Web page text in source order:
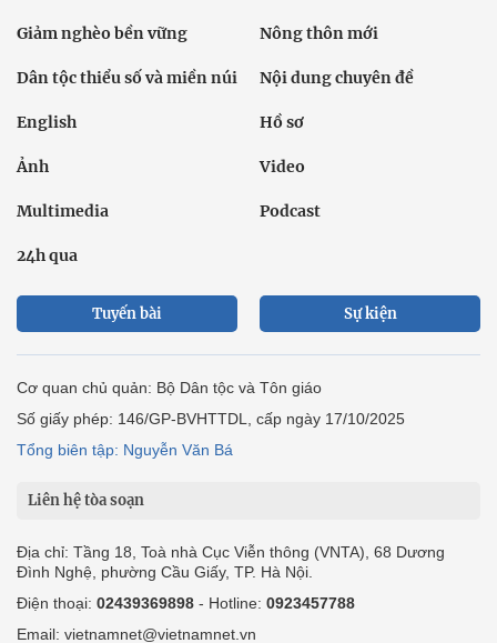
Giảm nghèo bền vững Nông thôn mới
Dân tộc thiểu số và miền núi Nội dung chuyên đề
English Hồ sơ
Ảnh Video
Multimedia Podcast
24h qua
Tuyến bài Sự kiện
Cơ quan chủ quản: Bộ Dân tộc và Tôn giáo
Số giấy phép: 146/GP-BVHTTDL, cấp ngày 17/10/2025
Tổng biên tập: Nguyễn Văn Bá
Liên hệ tòa soạn
Địa chỉ: Tầng 18, Toà nhà Cục Viễn thông (VNTA), 68 Dương
Đình Nghệ, phường Cầu Giấy, TP. Hà Nội.
Điện thoại: 02439369898 - Hotline: 0923457788
Email: vietnamnet@vietnamnet.vn